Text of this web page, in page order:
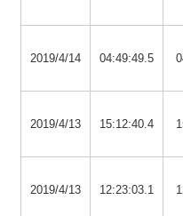
2019/4/14 04:49:49.5
2019/4/13 15:12:40.4
2019/4/13 12:23:03.1